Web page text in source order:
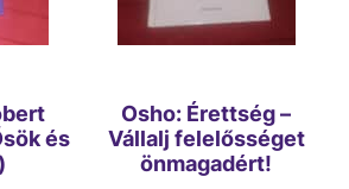
és
Osho: Érettség –
Vállalj felelősséget
önmagadért!